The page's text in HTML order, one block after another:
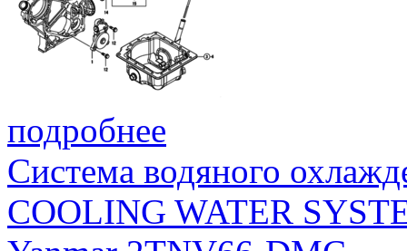
подробнее
Система водяного
COOLING WATER